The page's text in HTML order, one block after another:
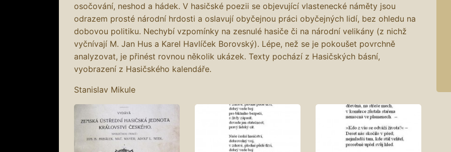
osočování, neshod a hádek. V hasičské poezii se objevující vlastenecké náměty jsou
odrazem prosté národní hrdosti a oslavují obyčejnou práci obyčejných lidí, bez ohledu na
dobovou politiku. Nechybí vzpomínky na zesnulé hasiče či na národní velikány (z nichž
vyčnívají M. Jan Hus a Karel Havlíček Borovský). Lépe, než se je pokoušet povrchně
analyzovat, je přinést rovnou několik ukázek. Texty pochází z Hasičských básní,
vyobrazení z Hasičského kalendáře.
Stanislav Mikule